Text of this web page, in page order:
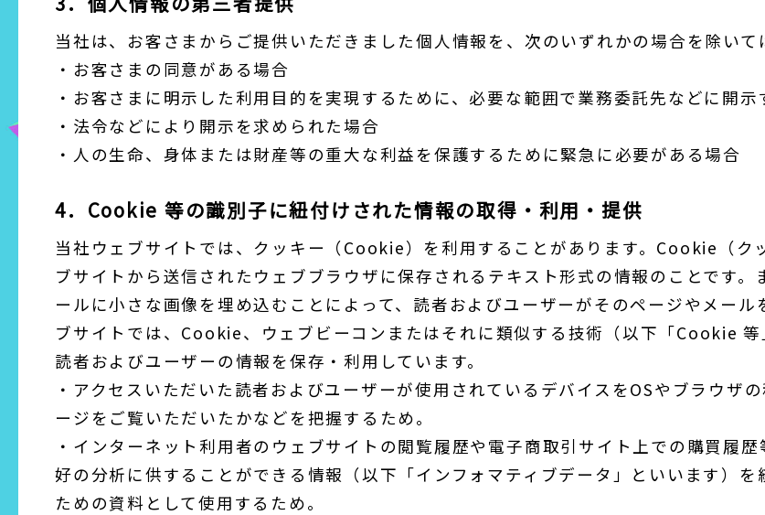
当社は、お客さまからご提供いただきました個人情報を、次のいずれかの場合を除いて
・お客さまの同意がある場合
・お客さまに明示した利用目的を実現するために、必要な範囲で業務委託先などに開示
・法令などにより開示を求められた場合
・人の生命、身体または財産等の重大な利益を保護するために緊急に必要がある場合
4．Cookie 等の識別子に紐付けされた情報の取得・利用・提供
当社ウェブサイトでは、クッキー（Cookie）を利用することがあります。Cookie（ク
ブサイトから送信されたウェブブラウザに保存されるテキスト形式の情報のことです
ールに小さな画像を埋め込むことによって、読者およびユーザーがそのページやメー
ブサイトでは、Cookie、ウェブビーコンまたはそれに類似する技術（以下「Cookie
読者およびユーザーの情報を保存・利用しています。
・アクセスいただいた読者およびユーザーが使用されているデバイスをOSやブラウザ
ージをご覧いただいたかなどを把握するため。
・インターネット利用者のウェブサイトの閲覧履歴や電子商取引サイト上での購買履
好の分析に供することができる情報（以下「インフォマティブデータ」といいます）
ための資料として使用するため。